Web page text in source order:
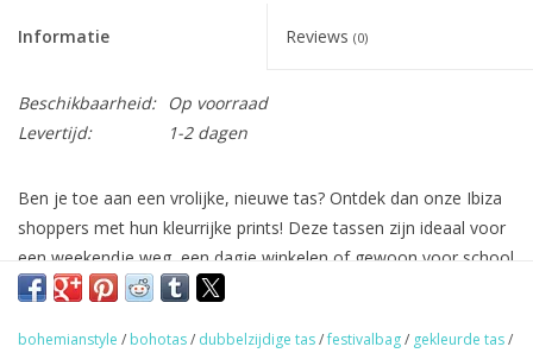
Informatie Reviews (0)
Beschikbaarheid:
Op voorraad
Levertijd:
1-2 dagen
Ben je toe aan een vrolijke, nieuwe tas? Ontdek dan onze Ibiza
shoppers met hun kleurrijke prints! Deze tassen zijn ideaal voor
een weekendje weg, een dagje winkelen of gewoon voor school
of werk. Een veelzijdige tas die altijd van pas komt!
De tassen kunnen dubbelzijdig gedragen worden en hebben een
bohemianstyle / bohotas/ dubbelzijdige tas/festivalbag/ gekleurde tas/